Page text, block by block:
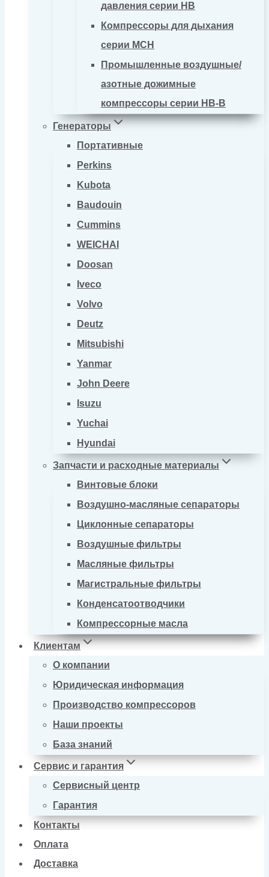
давления серии HB
Компрессоры для дыхания
серии MCH
Промышленные воздушные/
азотные дожимные
компрессоры серии HB-B
Генераторы
Портативные
Perkins
Kubota
Baudouin
Cummins
WEICHAI
Doosan
Iveco
Volvo
Deutz
Mitsubishi
Yanmar
John Deere
Isuzu
Yuchai
Hyundai
Запчасти и расходные материалы
Винтовые блоки
Воздушно-масляные сепараторы
Циклонные сепараторы
Воздушные фильтры
Масляные фильтры
Магистральные фильтры
Конденсатоотводчики
Компрессорные масла
Клиентам
О компании
Юридическая информация
Производство компрессоров
Наши проекты
База знаний
Сервис и гарантия
Сервисный центр
Гарантия
Контакты
Оплата
Доставка